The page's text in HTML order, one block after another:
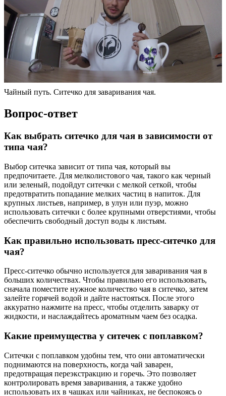
Чайный путь. Ситечко для заваривания чая.
Вопрос-ответ
Как выбрать ситечко для чая в зависимости от
типа чая?
Выбор ситечка зависит от типа чая, который вы
предпочитаете. Для мелколистового чая, такого как черный
или зеленый, подойдут ситечки с мелкой сеткой, чтобы
предотвратить попадание мелких частиц в напиток. Для
крупных листьев, например, в улун или пуэр, можно
использовать ситечки с более крупными отверстиями, чтобы
обеспечить свободный доступ воды к листьям.
Как правильно использовать пресс-ситечко для
чая?
Пресс-ситечко обычно используется для заваривания чая в
больших количествах. Чтобы правильно его использовать,
сначала поместите нужное количество чая в ситечко, затем
залейте горячей водой и дайте настояться. После этого
аккуратно нажмите на пресс, чтобы отделить заварку от
жидкости, и наслаждайтесь ароматным чаем без осадка.
Какие преимущества у ситечек с поплавком?
Ситечки с поплавком удобны тем, что они автоматически
поднимаются на поверхность, когда чай заварен,
предотвращая переэкстракцию и горечь. Это позволяет
контролировать время заваривания, а также удобно
использовать их в чашках или чайниках, не беспокоясь о